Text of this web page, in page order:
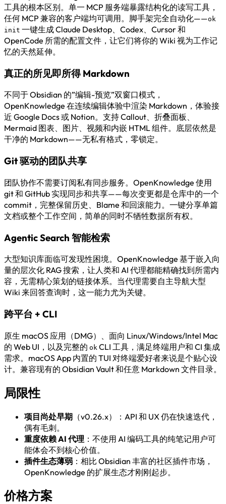
工具的根本区别。单一 MCP 服务端暴露结构化的读写工具，
任何 MCP 兼容的客户端均可调用。脚手架完全自动化——ok
init 一键生成 Claude Desktop、Codex、Cursor 和
OpenCode 所需的配置文件，让它们将你的 Wiki 视为工作记
忆的天然延伸。
真正的所见即所得 Markdown
不同于 Obsidian 的”编辑-预览”双窗口模式，
OpenKnowledge 在连续编辑体验中渲染 Markdown，体验接
近 Google Docs 或 Notion。支持 Callout、折叠面板、
Mermaid 图表、图片、视频和内嵌 HTML 组件。底层依然是
干净的 Markdown——无私有格式，零锁定。
Git 驱动的团队共享
团队协作不需要订阅私有同步服务。OpenKnowledge 使用
git 和 GitHub 实现同步和共享——每次变更都是仓库中的一个
commit，完整保留历史、Blame 和回滚能力。一键分享单篇
文档或整个工作空间，简单的同时不牺牲数据所有权。
Agentic Search 智能检索
大型知识库面临可发现性困境。OpenKnowledge 基于嵌入向
量的层次化 RAG 搜索，让人类和 AI 代理都能精确找到所需内
容，无需精心策划的链接体系。当代理需要自主导航大型
Wiki 来回答查询时，这一能力尤为关键。
跨平台 + CLI
原生 macOS 应用（DMG）、面向 Linux/Windows/Intel Mac
的 Web UI，以及完整的 ok CLI 工具，满足终端用户和 CI 集成
需求。macOS App 内置的 TUI 对终端爱好者来说是个贴心设
计。兼容现有的 Obsidian Vault 和任意 Markdown 文件目录。
局限性
项目尚处早期 （v0.26.x）：API 和 UX 仍在快速迭代，
偶有毛刺。
重度依赖 AI 代理 ：不使用 AI 编码工具的纯笔记用户可
能体会不到核心价值。
插件生态薄弱 ：相比 Obsidian 丰富的社区插件市场，
OpenKnowledge 的扩展生态才刚刚起步。
价格方案